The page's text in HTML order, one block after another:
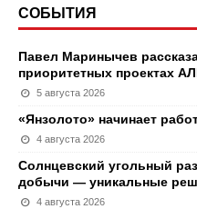
СОБЫТИЯ
Павел Маринычев
приоритетных проектах
5 августа 2026
«Янзолото» начинает
4 августа 2026
Солнцевский угольный
добычи — уникальные
4 августа 2026